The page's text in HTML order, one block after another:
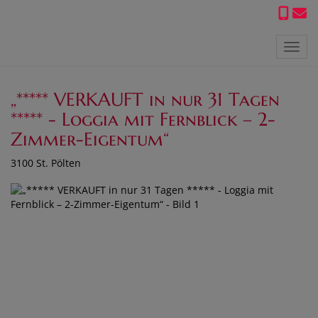
„***** VERKAUFT in nur 31 Tagen
***** - Loggia mit Fernblick – 2-
Zimmer-Eigentum“
3100 St. Pölten